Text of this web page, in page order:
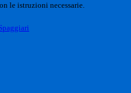
le istruzioni necessarie.